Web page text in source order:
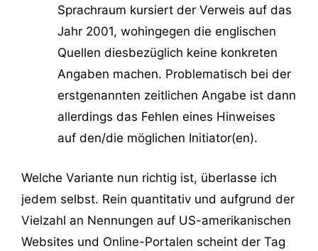
Sprachraum kursiert der Verweis auf das
Jahr 2001, wohingegen die englischen
Quellen diesbezüglich keine konkreten
Angaben machen. Problematisch bei der
erstgenannten zeitlichen Angabe ist dann
allerdings das Fehlen eines Hinweises
auf den/die möglichen Initiator(en).
Welche Variante nun richtig ist, überlasse ich
jedem selbst. Rein quantitativ und aufgrund der
Vielzahl an Nennungen auf US-amerikanischen
Websites und Online-Portalen scheint der Tag